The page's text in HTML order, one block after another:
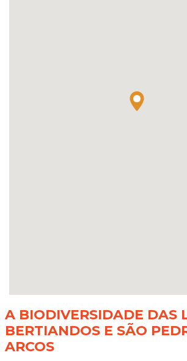
A BIODIVERSIDADE DAS
BERTIANDOS E SÃO
ARCOS